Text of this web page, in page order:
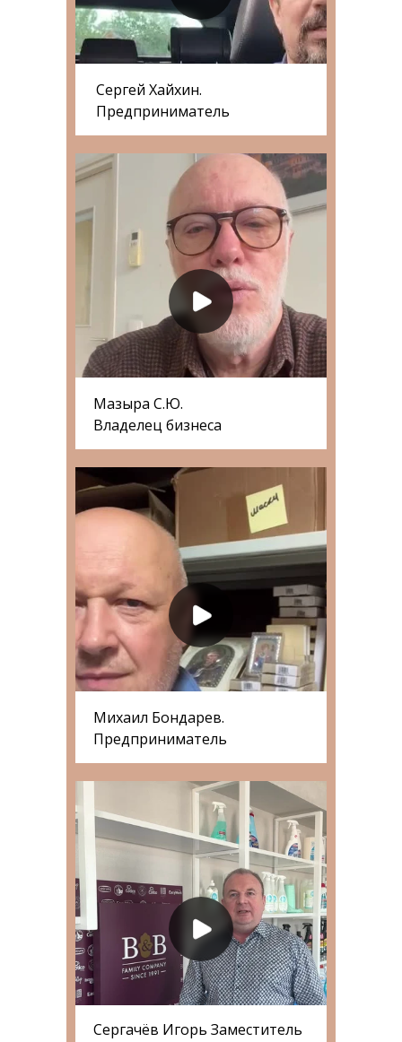
Сергей Хайхин.
Предприниматель
Мазыра С.Ю.
Владелец бизнеса
Михаил Бондарев.
Предприниматель
Сергачёв Игорь Заместитель